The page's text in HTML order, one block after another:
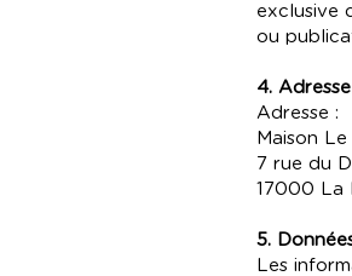
exclusive
ou
4.
Adresse :
Maison
7 rue du
17000 La
5.
Les